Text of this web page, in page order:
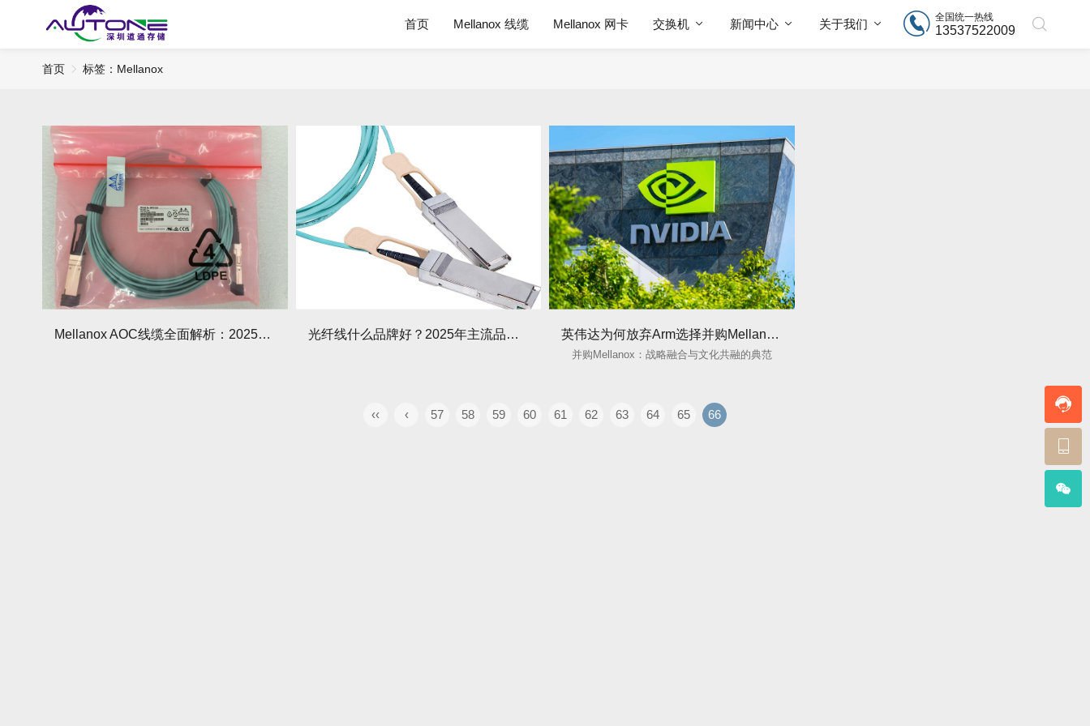
首页 Mellanox 线缆 Mellanox 网卡 交换机 新闻中心 关于我们
全国统一热线
13537522009
首页 标签：Mellanox
Mellanox AOC线缆全面解析：2025年技术优势与选购指南 光纤线什么品牌好？2025年主流品牌性能与选购指南 英伟达为何放弃Arm选择并购Mellanox？
并购Mellanox：战略融合与文化共融的典范
‹‹ ‹ 57 58 59 60 61 62 63 64 65 66